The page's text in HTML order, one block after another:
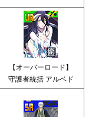
【オーバーロード】
守護者統括 アルベド